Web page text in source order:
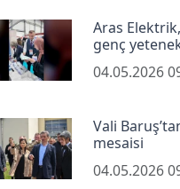
Aras
genç
04.05.2026
Vali
mesaisi
04.05.2026